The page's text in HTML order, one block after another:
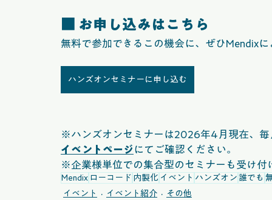
■ お申し込みはこちら
無料で参加できるこの機会に、ぜひMendix
ハンズオンセミナーに申し込む
※ハンズオンセミナーは2026年4月現在、毎
イベントページ にてご確認ください。
※企業様単位での集合型のセミナーも受け付
Mendix ローコード 内製化 イベント ハンズオン 誰でも
イベント
イベント紹介 その他